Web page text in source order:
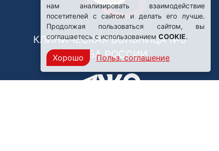
КЛИНИЧЕСКАЯ БОЛЬНИЦА №8
ФМБА РОССИИ
нам анализировать взаимодействие
посетителей с сайтом и делать его лучше.
Продолжая пользоваться сайтом, вы
соглашаетесь с использованиемCOOKIE.
Хорошо Польз. соглашение